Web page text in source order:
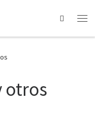
Search
otros